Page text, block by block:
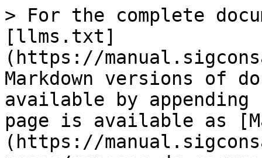
> For the complete
[llms.txt]
(https://
Markdown versions of
available by
page is available as
(https://